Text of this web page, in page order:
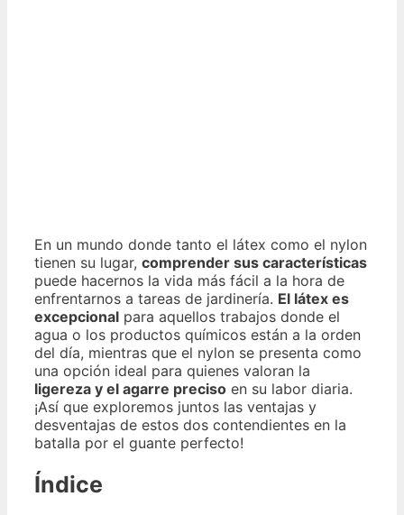
En un mundo donde tanto el látex como el nylon
tienen su lugar, comprender sus características
puede hacernos la vida más fácil a la hora de
enfrentarnos a tareas de jardinería. El látex es
excepcional para aquellos trabajos donde el
agua o los productos químicos están a la orden
del día, mientras que el nylon se presenta como
una opción ideal para quienes valoran la
ligereza y el agarre preciso en su labor diaria.
¡Así que exploremos juntos las ventajas y
desventajas de estos dos contendientes en la
batalla por el guante perfecto!
Índice